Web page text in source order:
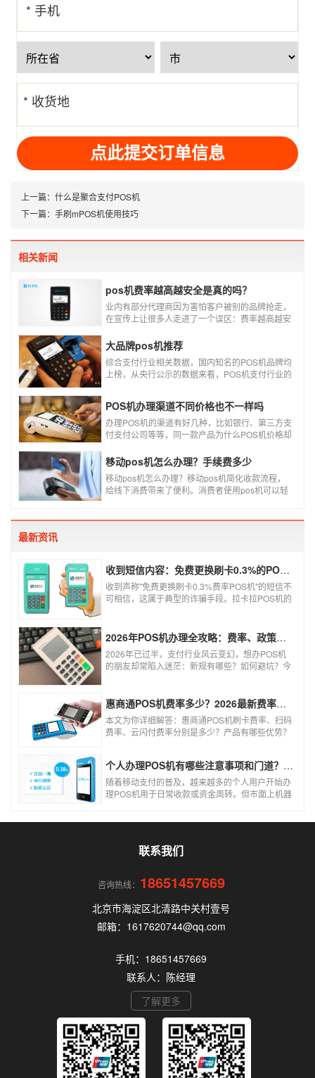
* 手机
号
* 收货地
址
上一篇： 什么是聚合支付POS机
下一篇： 手刷mPOS机使用技巧
相关新闻
pos机费率越高越安全是真的吗？
业内有部分代理商因为害怕客户被别的品牌抢走，
在宣传上让很多人走进了一个误区：费率越高越安
真的是这样吗?
大品牌pos机推荐
综合支付行业相关数据，国内知名的POS机品牌均
上榜，从央行公示的数据来看，POS机支付行业的
中，瑞银信与随行付增长率居于较快的水平，如今
POS机品牌各种各样，每年支付公司都会上几个新
品牌，所以我们在选择POS机的时候，一定认证正
规一清机。
POS机办理渠道不同价格也不一样吗
办理POS机的渠道有好几种，比如银行、第三方支
付支付公司等等，同一款产品为什么POS机价格却
和大家说说为什么同一款产品会有好几个价格，究
竟是什么原因呢？
移动pos机怎么办理？手续费多少
移动pos机怎么办理？移动pos机简化收款流程，
给线下消费带来了便利。消费者使用pos机可以轻
最新资讯
收到短信内容：免费更换刷卡0.3%的POS机，可以相信吗？
收到声称"免费更换刷卡0.3%费率POS机"的短信不
可相信，这属于典型的诈骗手段。拉卡拉POS机的
风险。以下结合权威信息分析原因及应对建议：2026年POS机办理全攻略：费率、政策、避坑一篇讲清
2026年已过半，支付行业风云变幻，想办POS机
的朋友却常陷入迷茫：新规有哪些？如何避坑？今
使用！
惠商通POS机费率多少？2026最新费率标准及办理全攻略
本文为你详细解答：惠商通POS机刷卡费率、扫码
费率、云闪付费率分别是多少？产品有哪些优势？
个人办理POS机有哪些注意事项和门道？（2026最新避坑指南）
随着移动支付的普及，越来越多的个人用户开始办
理POS机用于日常收款或资金周转。但市面上机器
联系我们
咨询热线： 18651457669
北京市海淀区北清路中关村壹号
邮箱：1617620744@qq.com
手机：18651457669
联系人：陈经理
了解更多